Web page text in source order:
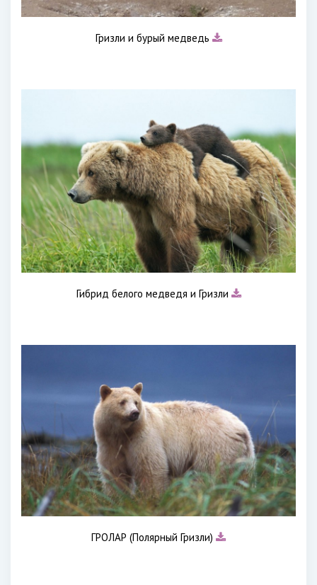
Гризли и бурый медведь
Гибрид белого медведя и Гризли
ГРОЛАР (Полярный Гризли)